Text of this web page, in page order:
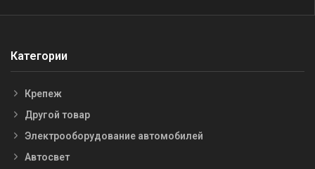
Категории
Крепеж
Другой товар
Электрооборудование автомобилей
Автосвет